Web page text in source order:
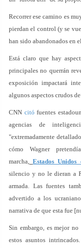
Recorrer ese camino es
pierdan el control (y se
han sido abandonados en
Está claro que hay
principales no querrán
exposición impactará
algunos aspectos crudos
CNN citó fuentes
agencias de
"extremadamente
cómo Wagner
marcha, Estados
silencio y no le dieran a
armada. Las fuentes
advertido a los
narrativa de que esta fue
Sin embargo, es mejor
estos asuntos